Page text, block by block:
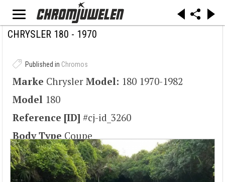
"Chrysler 160" by Chrysler1601973 (Laurent Trole) - Own work. Licensed under CC BY-SA
https://commons.wikimedia.org/wiki/File:Chrysler_160.jpg#/media/File:Chrysler_160.jpg
CHRYSLER 180 - 1970
Published in Chromos
Marke Chrysler Model: 180 1970-1982
Model 180
Reference [ID] #cj-id_3260
Body Type Coupe